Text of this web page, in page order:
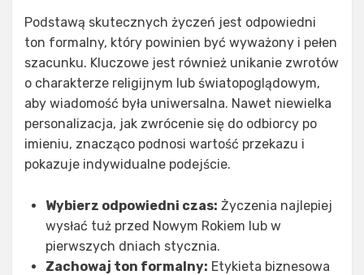
Podstawą skutecznych życzeń jest odpowiedni
ton formalny, który powinien być wyważony i pełen
szacunku. Kluczowe jest również unikanie zwrotów
o charakterze religijnym lub światopoglądowym,
aby wiadomość była uniwersalna. Nawet niewielka
personalizacja, jak zwrócenie się do odbiorcy po
imieniu, znacząco podnosi wartość przekazu i
pokazuje indywidualne podejście.
Wybierz odpowiedni czas: Życzenia najlepiej
wysłać tuż przed Nowym Rokiem lub w
pierwszych dniach stycznia.
Zachowaj ton formalny: Etykieta biznesowa